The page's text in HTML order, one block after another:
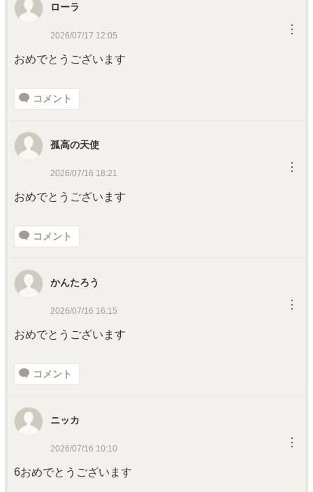
ローラ
2026/07/17 12:05 ︙
おめでとうございます
コメント
孤高の天使
2026/07/16 18:21 ︙
おめでとうございます
コメント
かんたろう
2026/07/16 16:15 ︙
おめでとうございます
コメント
ニッカ
2026/07/16 10:10 ︙
6おめでとうございます